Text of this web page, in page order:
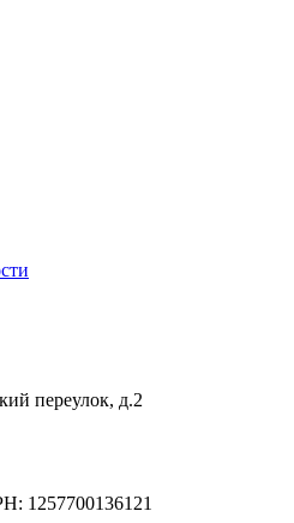
переулок, д.2
1257700136121